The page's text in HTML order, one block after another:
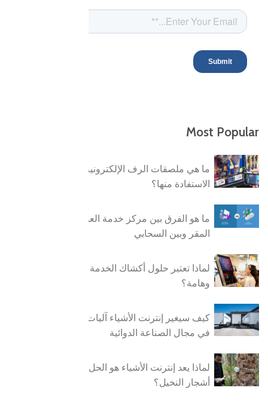
Most Popular
ما هي ملصقات الرف الإلكترونية، وكيف يمكن
الاستفادة منها؟
ما هو الفرق بين مركز خدمة العملاء من داخل
المقر وبين السحابي
لماذا تعتبر حلول أكشاك الخدمة الذاتية مفيدة
وهامة؟
كيف سيغير إنترنت الأشياء آليات سلسلة التبريد
في مجال الصناعة الدوائية
لماذا يعد إنترنت الأشياء هو الحل لمكافحة عدوى
أشجار النخيل؟